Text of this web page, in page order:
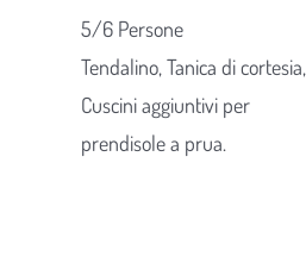
5/6 Persone
Tendalino, Tanica di cortesia,
Cuscini aggiuntivi per
prendisole a prua.